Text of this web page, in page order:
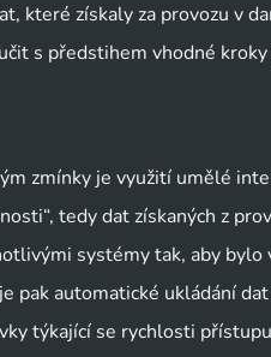
které získaly za provozu v
s předstihem vhodné
zmínky je využití umělé
tedy dat získaných z
systémy tak, aby
pak automatické ukládání
týkající se rychlosti